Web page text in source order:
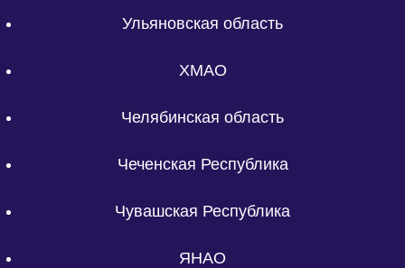
Ульяновская область
ХМАО
Челябинская область
Чеченская Республика
Чувашская Республика
ЯНАО